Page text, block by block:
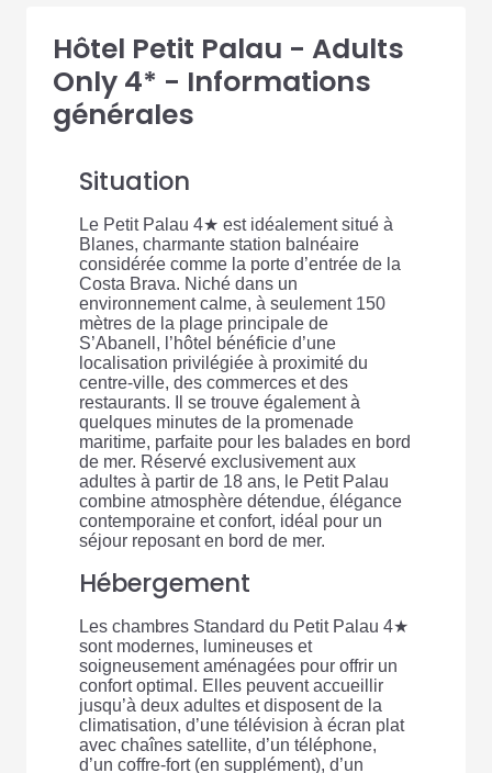
Hôtel Petit Palau - Adults
Only 4* - Informations
générales
Situation
Le Petit Palau 4★ est idéalement situé à
Blanes, charmante station balnéaire
considérée comme la porte d’entrée de la
Costa Brava. Niché dans un
environnement calme, à seulement 150
mètres de la plage principale de
S’Abanell, l’hôtel bénéficie d’une
localisation privilégiée à proximité du
centre-ville, des commerces et des
restaurants. Il se trouve également à
quelques minutes de la promenade
maritime, parfaite pour les balades en bord
de mer. Réservé exclusivement aux
adultes à partir de 18 ans, le Petit Palau
combine atmosphère détendue, élégance
contemporaine et confort, idéal pour un
séjour reposant en bord de mer.
Hébergement
Les chambres Standard du Petit Palau 4★
sont modernes, lumineuses et
soigneusement aménagées pour offrir un
confort optimal. Elles peuvent accueillir
jusqu’à deux adultes et disposent de la
climatisation, d’une télévision à écran plat
avec chaînes satellite, d’un téléphone,
d’un coffre-fort (en supplément), d’un